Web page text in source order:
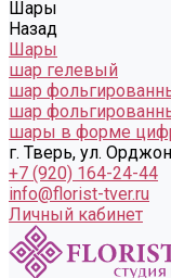
Шары
Назад
Шары
шар гелевый
шар
шар
шары в форме
г. Тверь, ул.
+7 (920) 164-24-44
info@florist-tver.ru
Личный кабинет